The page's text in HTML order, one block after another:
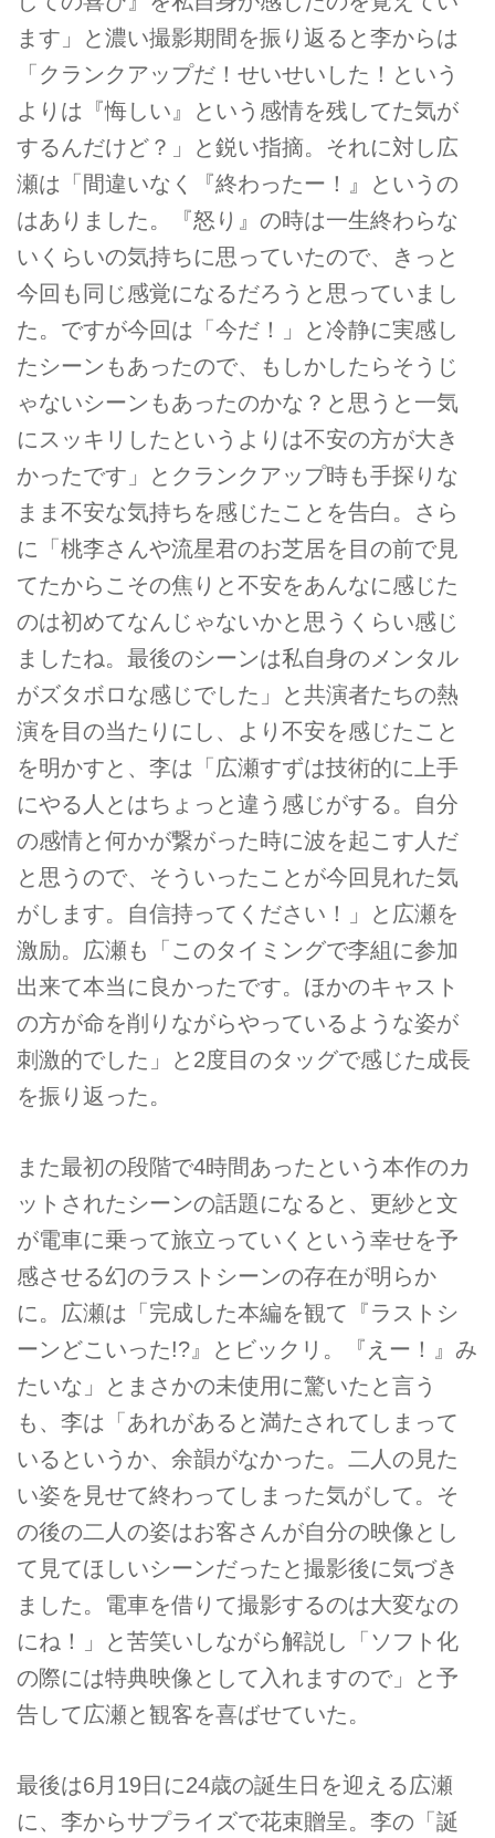
ます」と濃い撮影期間を振り返ると李からは
「クランクアップだ！せいせいした！という
よりは『悔しい』という感情を残してた気が
するんだけど？」と鋭い指摘。それに対し広
瀬は「間違いなく『終わったー！』というの
はありました。『怒り』の時は一生終わらな
いくらいの気持ちに思っていたので、きっと
今回も同じ感覚になるだろうと思っていまし
た。ですが今回は「今だ！」と冷静に実感し
たシーンもあったので、もしかしたらそうじ
ゃないシーンもあったのかな？と思うと一気
にスッキリしたというよりは不安の方が大き
かったです」とクランクアップ時も手探りな
まま不安な気持ちを感じたことを告白。さら
に「桃李さんや流星君のお芝居を目の前で見
てたからこその焦りと不安をあんなに感じた
のは初めてなんじゃないかと思うくらい感じ
ましたね。最後のシーンは私自身のメンタル
がズタボロな感じでした」と共演者たちの熱
演を目の当たりにし、より不安を感じたこと
を明かすと、李は「広瀬すずは技術的に上手
にやる人とはちょっと違う感じがする。自分
の感情と何かが繋がった時に波を起こす人だ
と思うので、そういったことが今回見れた気
がします。自信持ってください！」と広瀬を
激励。広瀬も「このタイミングで李組に参加
出来て本当に良かったです。ほかのキャスト
の方が命を削りながらやっているような姿が
刺激的でした」と2度目のタッグで感じた成長
を振り返った。
また最初の段階で4時間あったという本作のカ
ットされたシーンの話題になると、更紗と文
が電車に乗って旅立っていくという幸せを予
感させる幻のラストシーンの存在が明らか
に。広瀬は「完成した本編を観て『ラストシ
ーンどこいった!?』とビックリ。『えー！』み
たいな」とまさかの未使用に驚いたと言う
も、李は「あれがあると満たされてしまって
いるというか、余韻がなかった。二人の見た
い姿を見せて終わってしまった気がして。そ
の後の二人の姿はお客さんが自分の映像とし
て見てほしいシーンだったと撮影後に気づき
ました。電車を借りて撮影するのは大変なの
にね！」と苦笑いしながら解説し「ソフト化
の際には特典映像として入れますので」と予
告して広瀬と観客を喜ばせていた。
最後は6月19日に24歳の誕生日を迎える広瀬
に、李からサプライズで花束贈呈。李の「誕